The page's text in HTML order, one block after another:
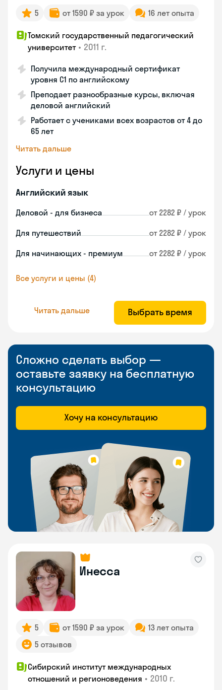
5 от 1590 ₽ за урок 16 лет опыта
Томский государственный педагогический
университет • 2011 г.
Получила международный сертификат
уровня C1 по английскому
Преподает разнообразные курсы, включая
деловой английский
Работает с учениками всех возрастов от 4 до
65 лет
Читать дальше
Услуги и цены
Английский язык
Деловой - для бизнеса от 2282 ₽ / урок
Для путешествий от 2282 ₽ / урок
Для начинающих - премиум от 2282 ₽ / урок
Все услуги и цены (4)
Читать дальше Выбрать время
Сложно сделать выбор —
оставьте заявку на бесплатную
консультацию
Хочу на консультацию
Инесса
5 от 1590 ₽ за урок
13 лет опыта
5 отзывов
Сибирский институт международных
отношений и регионоведения • 2010 г.